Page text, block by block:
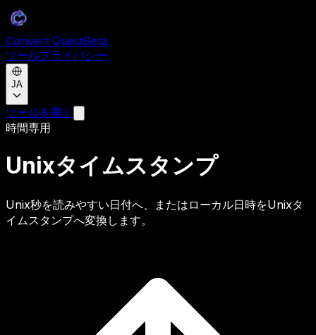
Convert QuestBeta
ツールプライバシー
JA
ツールを開く
時間専用
Unixタイムスタンプ
Unix秒を読みやすい日付へ、またはローカル日時をUnixタ
イムスタンプへ変換します。